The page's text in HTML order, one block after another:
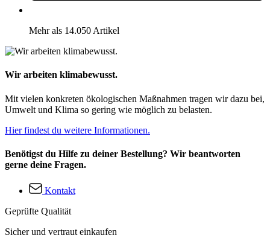
Mehr als 14.050 Artikel
Wir arbeiten klimabewusst.
Mit vielen konkreten ökologischen Maßnahmen tragen wir dazu bei,
Umwelt und Klima so gering wie möglich zu belasten.
Hier findest du weitere Informationen.
Benötigst du Hilfe zu deiner Bestellung? Wir beantworten
gerne deine Fragen.
Kontakt
Geprüfte Qualität
Sicher und vertraut einkaufen